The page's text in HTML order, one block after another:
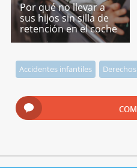
Por qué no llevar a
sus hijos sin silla de
retención en el coche
Accidentes infantiles